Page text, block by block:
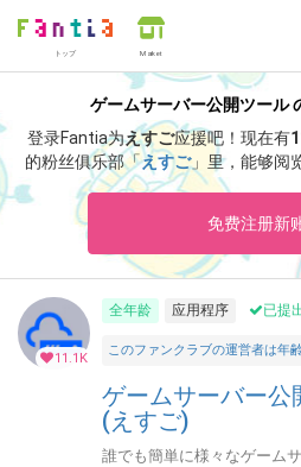
トップ Market
ゲームサーバー公開ツール
登录Fantia为えすご应援吧！ 现在有
的粉丝俱乐部「えすご」里，能够阅
固定化「なし」・月額プランの招
免费注册新
11.1K
全年龄 应用程序 已提
このファンクラブの運営者は年
ゲームサーバー公
(えすご)
誰でも簡単に様々なゲーム